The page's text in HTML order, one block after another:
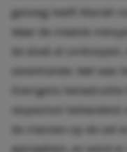
genoeg heeft Mariah
Waar de meeste
de doek al
zeventiende. Wel was
Overigens
respectvol behandeld
de mannen op de set
aanraakten, en werd